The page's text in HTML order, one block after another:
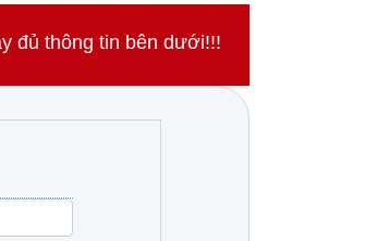
đủ thông tin bên dưới!!!